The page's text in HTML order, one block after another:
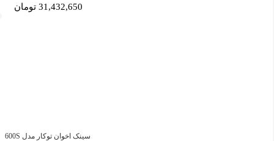
31,432,650 تومان
سینک اخوان توکار مدل 600S